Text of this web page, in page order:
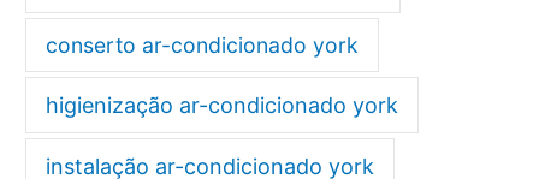
conserto ar-condicionado york
higienização ar-condicionado york
instalação ar-condicionado york